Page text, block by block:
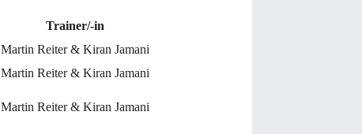
Trainer/-in
Martin Reiter & Kiran Jamani
Martin Reiter & Kiran Jamani
Martin Reiter & Kiran Jamani